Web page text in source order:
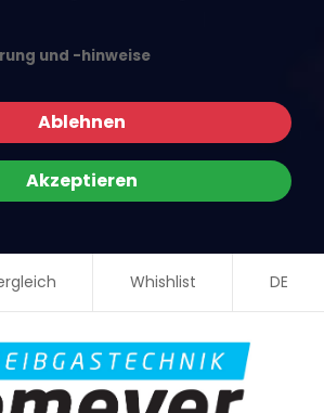
und -hinweise
Ablehnen
Akzeptieren
Whishlist DE